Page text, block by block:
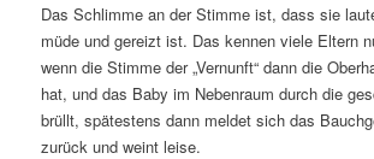
Das Schlimme an der Stimme ist, dass sie
müde und gereizt ist. Das kennen viele Eltern
wenn die Stimme der „Vernunft“ dann die
hat, und das Baby im Nebenraum durch die
brüllt, spätestens dann meldet sich das
zurück und weint leise.